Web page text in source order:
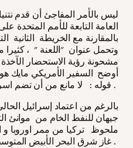
ليس بالأمر المفاجئ أن قدم
العامة التابعة للأمم المتحدة
بالمقارنة مع الخريطة الثانية
وتحمل عنوان "اللعنة " ، كثيرا
مشحونة رؤية الاستحضار
أوضح السفير الأمريكي مايك
قوله : لا مانع من أن تضم اسرائيل كل ذلك .
بالرغم من اعتماد إسرائيل
جيهان للنفط الخام من موانئ
ملحوظ تركيا من ممر اوروبا و
غاز شرق البحر الأبيض المتوسط .